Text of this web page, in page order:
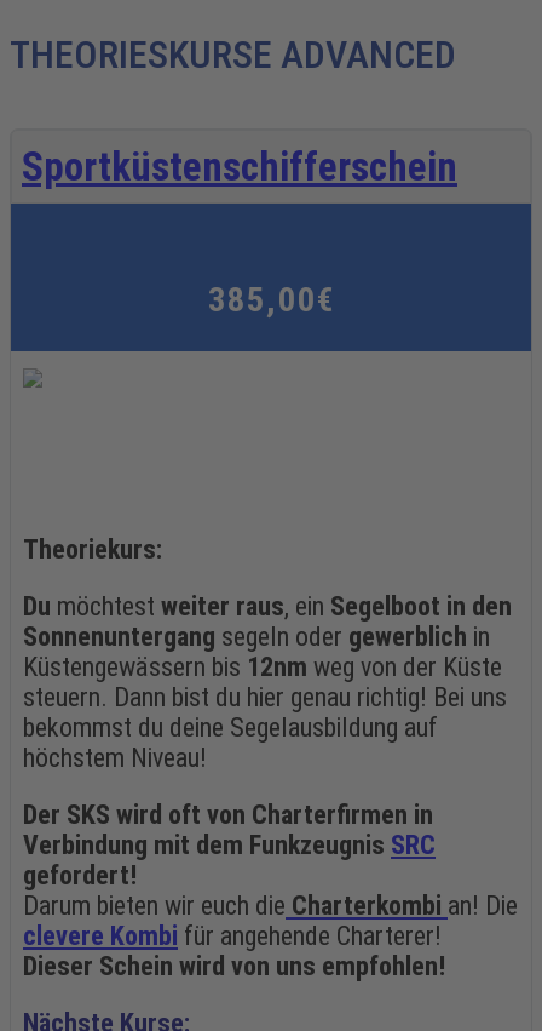
THEORIESKURSE ADVANCED
Sportküstenschifferschein
385,00€
Theoriekurs:
Du möchtest weiter raus, ein Segelboot in den
Sonnenuntergang segeln oder gewerblich in
Küstengewässern bis 12nm weg von der Küste
steuern. Dann bist du hier genau richtig! Bei uns
bekommst du deine Segelausbildung auf
höchstem Niveau!
Der SKS wird oft von Charterfirmen in
Verbindung mit dem Funkzeugnis SRC
gefordert!
Darum bieten wir euch die Charterkombi an! Die
clevere Kombi für angehende Charterer!
Dieser Schein wird von uns empfohlen!
Nächste Kurse: